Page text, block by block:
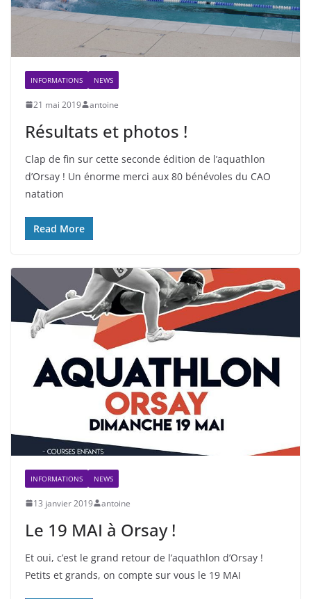
INFORMATIONS NEWS
21 mai 2019 antoine
Résultats et photos !
Clap de fin sur cette seconde édition de l’aquathlon
d’Orsay ! Un énorme merci aux 80 bénévoles du CAO
natation
Read More
INFORMATIONS NEWS
13 janvier 2019 antoine
Le 19 MAI à Orsay !
Et oui, c’est le grand retour de l’aquathlon d’Orsay !
Petits et grands, on compte sur vous le 19 MAI